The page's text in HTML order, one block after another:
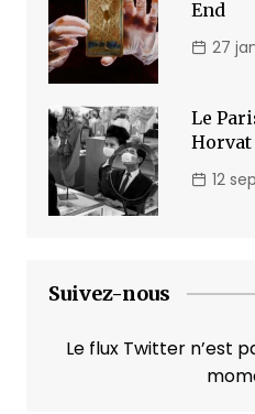
End
27
Le
Horvat
12
Suivez-nous
Le flux Twitter n’est